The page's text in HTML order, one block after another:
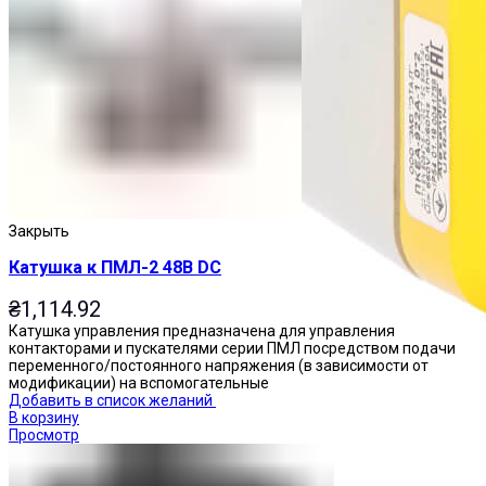
Посты управления
Закрыть
Катушка к ПМЛ-2 48В DC
₴1,114.92
Катушка управления предназначена для управления
контакторами и пускателями серии ПМЛ посредством подачи
переменного/постоянного напряжения (в зависимости от
модификации) на вспомогательные
Добавить в список желаний
В корзину
Просмотр